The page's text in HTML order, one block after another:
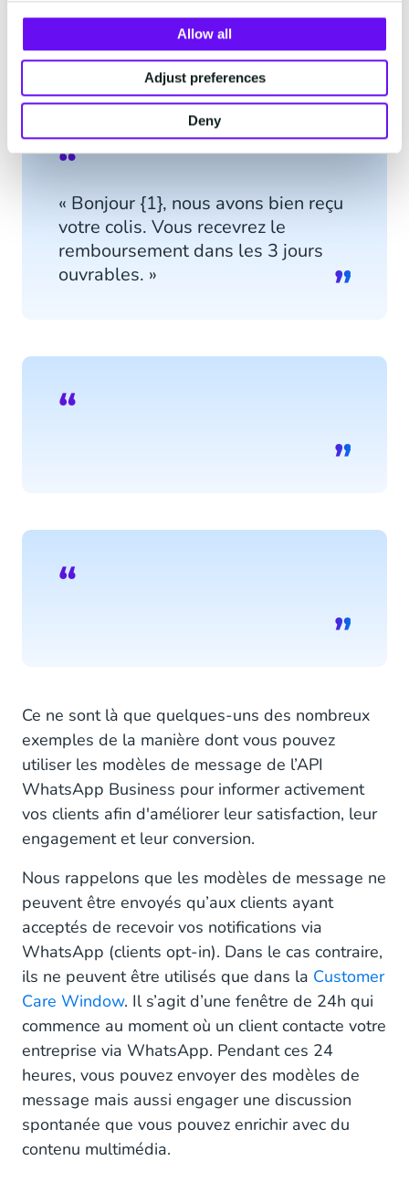
Allow all
Adjust preferences
Deny
client, vous pouvez envoyer un message
informant le client de la réception ou non du colis
et quel est le délai de remboursement.
« Bonjour {1}, nous avons bien reçu
votre colis. Vous recevrez le
remboursement dans les 3 jours
ouvrables. »
Ce ne sont là que quelques-uns des nombreux
exemples de la manière dont vous pouvez
utiliser les modèles de message de l’API
WhatsApp Business pour informer activement
vos clients afin d'améliorer leur satisfaction, leur
engagement et leur conversion.
Nous rappelons que les modèles de message ne
peuvent être envoyés qu’aux clients ayant
acceptés de recevoir vos notifications via
WhatsApp (clients opt-in). Dans le cas contraire,
ils ne peuvent être utilisés que dans la Customer
Care Window. Il s’agit d’une fenêtre de 24h qui
commence au moment où un client contacte votre
entreprise via WhatsApp. Pendant ces 24
heures, vous pouvez envoyer des modèles de
message mais aussi engager une discussion
spontanée que vous pouvez enrichir avec du
contenu multimédia.